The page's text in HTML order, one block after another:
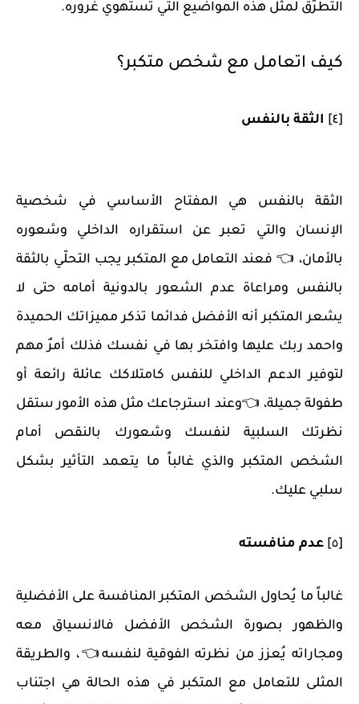
التطرّق لمثل هذه المواضيع التي تستهوي غروره.
كيف اتعامل مع شخص متكبر؟
الثقة بالنفس
الثقة بالنفس هي المفتاح الأساسي في شخصية
الإنسان والتي تعبر عن استقراره الداخلي وشعوره
بالأمان، 👈 فعند التعامل مع المتكبر يجب التحلّي بالثقة
بالنفس ومراعاة عدم الشعور بالدونية أمامه حتى لا
يشعر المتكبر أنه الأفضل فدائما تذكر مميزاتك الحميدة
واحمد ربك عليها وافتخر بها في نفسك فذلك أمرٌ مهم
لتوفير الدعم الداخلي للنفس كامتلاكك عائلة رائعة أو
طفولة جميلة، 👈وعند استرجاعك مثل هذه الأمور ستقل
نظرتك السلبية لنفسك وشعورك بالنقص أمام
الشخص المتكبر والذي غالباً ما يتعمد التأثير بشكل
سلبي عليك.
عدم منافسته
غالباً ما يُحاول الشخص المتكبر المنافسة على الأفضلية
والظهور بصورة الشخص الأفضل فالانسياق معه
ومجاراته يُعزز من نظرته الفوقية لنفسه👈، والطريقة
المثلى للتعامل مع المتكبر في هذه الحالة هي اجتناب